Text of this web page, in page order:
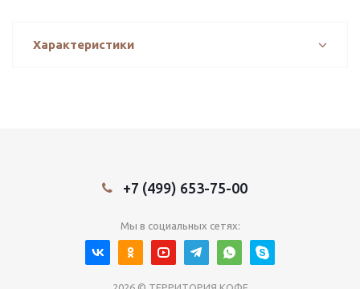
Характеристики
+7 (499) 653-75-00
Мы в социальных сетях: